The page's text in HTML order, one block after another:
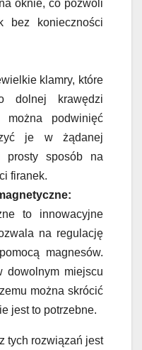
oknie, co pozwoli
bez konieczności
klamry, które
dolnej krawędzi
podwinięć
je w żądanej
prosty sposób na
firanek.
to innowacyjne
na regulację
magnesów.
dowolnym miejscu
można skrócić
jest to potrzebne.
tych rozwiązań jest